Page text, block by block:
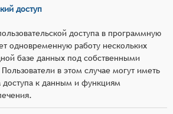
доступ
доступа в программную
одновременную работу нескольких
базе данных под собственными
в этом случае могут иметь
доступа к данным и функциям